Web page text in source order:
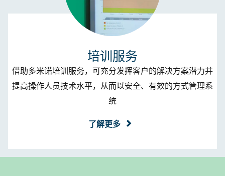
培训服务
借助多米诺培训服务，可充分发挥客户的解决方案潜力并
提高操作人员技术水平，从而以安全、有效的方式管理系
统
了解更多